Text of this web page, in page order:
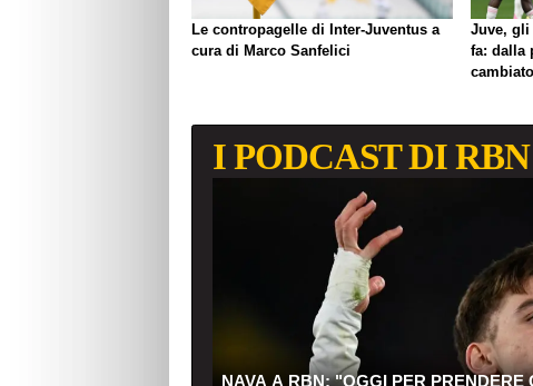
Le contropagelle di Inter-Juventus a
cura di Marco Sanfelici
Juve,
fa: dalla
I PODCAST DI RBN
NAVA A RBN: "OGGI PER